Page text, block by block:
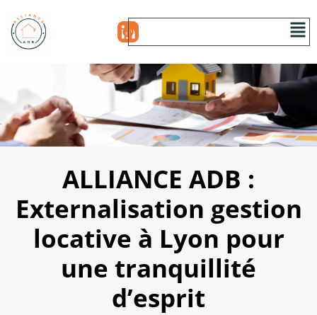
ALLIANCE ADB :
Externalisation gestion
locative à Lyon pour
une tranquillité
d’esprit